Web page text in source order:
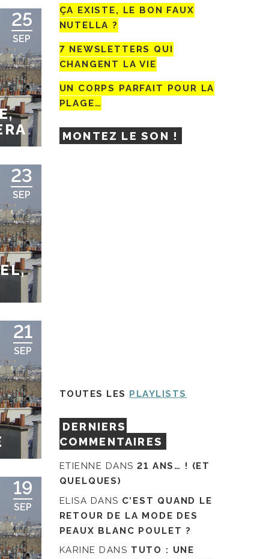
25
SEP
23
SEP
21
SEP
19
SEP
ÇA EXISTE, LE BON FAUX
NUTELLA ?
7 NEWSLETTERS QUI
CHANGENT LA VIE
UN CORPS PARFAIT POUR LA
PLAGE…
MONTEZ LE SON !
TOUTES LES PLAYLISTS
DERNIERS
COMMENTAIRES
ETIENNE DANS21 ANS… ! (ET
QUELQUES)
ELISA DANS C’EST QUAND LE
RETOUR DE LA MODE DES
PEAUX BLANC POULET ?
KARINE DANS TUTO : UNE